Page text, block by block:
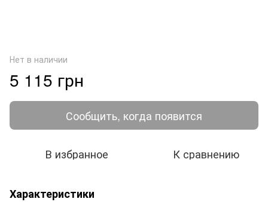
Нет в наличии
5 115 грн
Сообщить, когда появится
В избранное К сравнению
Характеристики